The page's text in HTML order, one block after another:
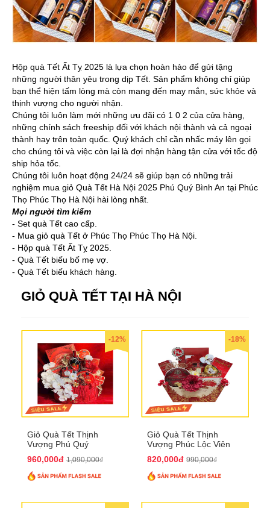
Hộp quà Tết Ất Tỵ 2025 là lựa chọn hoàn hảo để gửi tặng
những người thân yêu trong dịp Tết. Sản phẩm không chỉ giúp
bạn thể hiện tấm lòng mà còn mang đến may mắn, sức khỏe và
thịnh vượng cho người nhận.
Chúng tôi luôn làm mới những ưu đãi có 1 0 2 của cửa hàng,
những chính sách freeship đối với khách nội thành và cả ngoại
thành hay trên toàn quốc. Quý khách chỉ cần nhấc máy lên gọi
cho chúng tôi và việc còn lại là đợi nhận hàng tận cửa với tốc độ
ship hỏa tốc.
Chúng tôi luôn hoạt động 24/24 sẽ giúp bạn có những trải
nghiệm mua giỏ Quà Tết Hà Nội 2025 Phú Quý Bình An tại Phúc
Thọ Phúc Thọ Hà Nội hài lòng nhất.
Mọi người tìm kiếm
- Set quà Tết cao cấp.
- Mua giỏ quà Tết ở Phúc Thọ Phúc Thọ Hà Nội.
- Hộp quà Tết Ất Tỵ 2025.
- Quà Tết biếu bố mẹ vợ.
- Quà Tết biếu khách hàng.
GIỎ QUÀ TẾT TẠI HÀ NỘI
-12%
Giỏ Quà Tết Thịnh
Vượng Phú Quý
960,000đ 1,090,000₫
-18%
Giỏ Quà Tết Thịnh
Vượng Phúc Lộc Viên
820,000đ 990,000₫